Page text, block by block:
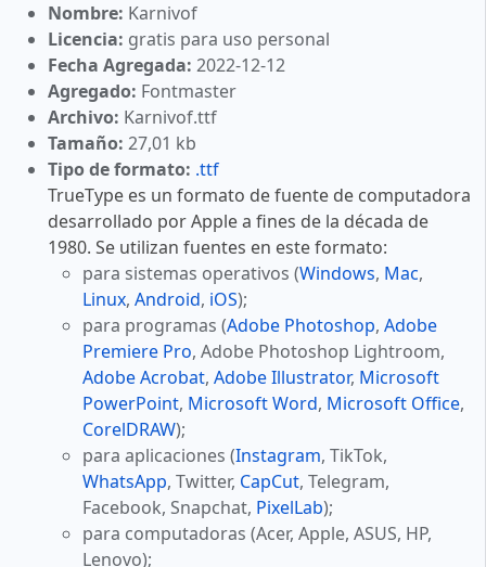
Nombre: Karnivof
Licencia: gratis para uso personal
Fecha Agregada: 2022-12-12
Agregado: Fontmaster
Archivo: Karnivof.ttf
Tamaño: 27,01 kb
Tipo de formato: .ttf
TrueType es un formato de fuente de computadora
desarrollado por Apple a fines de la década de
1980. Se utilizan fuentes en este formato:
para sistemas operativos (Windows, Mac,
Linux, Android, iOS);
para programas (Adobe Photoshop, Adobe
Premiere Pro, Adobe Photoshop Lightroom,
Adobe Acrobat, Adobe Illustrator, Microsoft
PowerPoint, Microsoft Word, Microsoft Office,
CorelDRAW);
para aplicaciones (Instagram, TikTok,
WhatsApp, Twitter, CapCut, Telegram,
Facebook, Snapchat, PixelLab);
para computadoras (Acer, Apple, ASUS, HP,
Lenovo);